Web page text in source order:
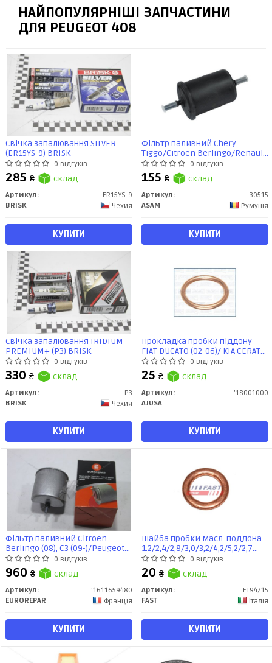
НАЙПОПУЛЯРНІШІ ЗАПЧАСТИНИ
ДЛЯ PEUGEOT 408
Свічка запалювання SILVER
(ER15YS-9) BRISK
0 відгуків
285 ₴ склад
Артикул:
ER15YS-9
BRISK
Чехия
КУПИТИ
Фільтр паливний Chery
Tiggo/Citroen Berlingo/Renault
Logan,Clio,Kangoo,Trafic II/Lada
Largus (штуцер) (30515) Asam
0 відгуків
155 ₴ склад
Артикул:
30515
ASAM
Румунія
КУПИТИ
Свічка запалювання IRIDIUM
PREMIUM+ (P3) BRISK
0 відгуків
330 ₴ склад
Артикул:
P3
BRISK
Чехия
КУПИТИ
Прокладка пробки піддону
FIAT DUCATO (02-06)/ KIA CERATO
I 2.0i (18001000) Ajusa
0 відгуків
25 ₴ склад
Артикул:
'18001000
AJUSA
КУПИТИ
Фільтр паливний Citroen
Berlingo (08), C3 (09-)/Peugeot
Partner (10-), 308 (09-) 1.6HDi
(1611659480) Eurorepar
0 відгуків
960 ₴ склад
Артикул:
'1611659480
EUROREPAR
Франція
КУПИТИ
Шайба пробки масл. поддона
1.2/2,4/2,8/3,0/3,2/4,2/5,2/2,7
TDI/3,0 TDI (14X20X2) (FT94715)
Fast
0 відгуків
20 ₴ склад
Артикул:
FT94715
FAST
Італія
КУПИТИ